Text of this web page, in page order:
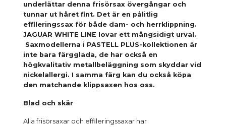
underlättar denna frisörsax övergångar och
tunnar ut håret fint. Det är en pålitlig
effileringssax för både dam- och herrklippning.
JAGUAR WHITE LINE lovar ett mångsidigt urval.
Saxmodellerna i PASTELL PLUS-kollektionen är
inte bara färgglada, de har också en
högkvalitativ metallbeläggning som skyddar vid
nickelallergi. I samma färg kan du också köpa
den matchande klippsaxen hos oss.
Blad och skär
Alla frisörsaxar och effileringssaxar har